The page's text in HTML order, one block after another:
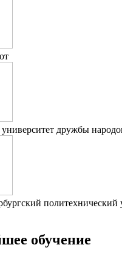
дружбы
политехнический
обучение